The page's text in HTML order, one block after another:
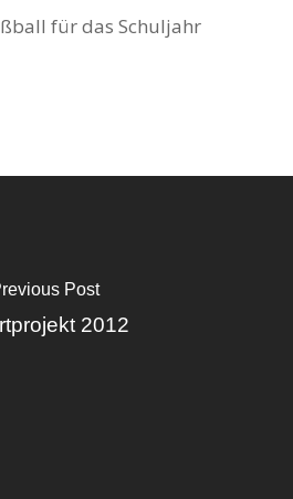
für das Schuljahr
Post
2012